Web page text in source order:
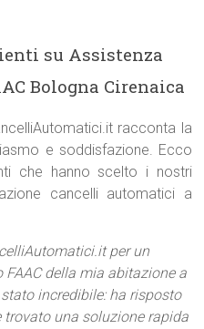
su Assistenza
Bologna Cirenaica
racconta la
e soddisfazione. Ecco
che hanno scelto i nostri
cancelli automatici a
per un
della mia abitazione a
incredibile: ha risposto
una soluzione rapida